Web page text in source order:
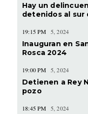
Hay un
detenidos al sur
19:15 PM 5, 2024
Inauguran en
Rosca 2024
19:00 PM 5, 2024
Detienen a Rey
pozo
18:45 PM 5, 2024